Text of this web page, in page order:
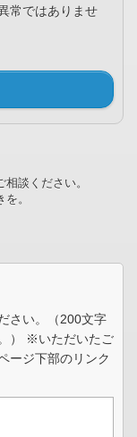
常ではありませ
談ください。
。
さい。（200文字
） ※いただいたご
ージ下部のリンク